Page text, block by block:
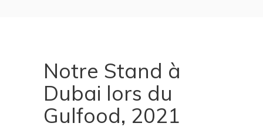
Notre Stand à
Dubai lors du
Gulfood, 2021